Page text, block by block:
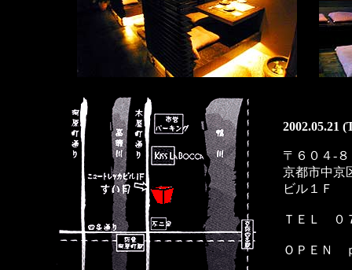
2002.05.21
〒６０４-
京都市中京
ビル１Ｆ
ＴＥＬ ０
ＯＰＥＮ